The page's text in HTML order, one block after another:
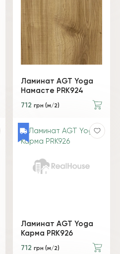
Ламинат AGT Yoga
Намасте PRK924
712 грн (м/2)
Ламинат AGT Yoga
Карма PRK926
712 грн (м/2)